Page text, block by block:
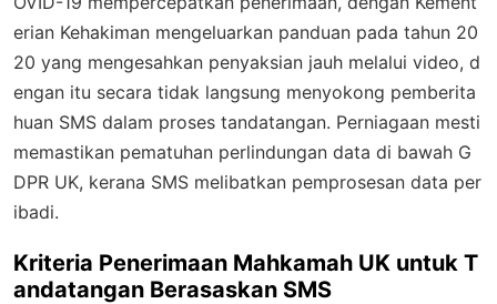
erian Kehakiman mengeluarkan panduan pada tahun 20
20 yang mengesahkan penyaksian jauh melalui video, d
engan itu secara tidak langsung menyokong pemberita
huan SMS dalam proses tandatangan. Perniagaan mesti
memastikan pematuhan perlindungan data di bawah G
DPR UK, kerana SMS melibatkan pemprosesan data per
ibadi.
Kriteria Penerimaan Mahkamah UK untuk T
andatangan Berasaskan SMS